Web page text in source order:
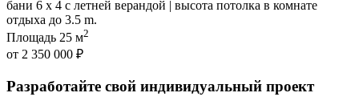
бани 6 х 4 с летней верандой | высота потолка в комнате
отдыха до 3.5 m.
Площадь 25 м2
от 2 350 000 ₽
Разработайте свой индивидуальный проект